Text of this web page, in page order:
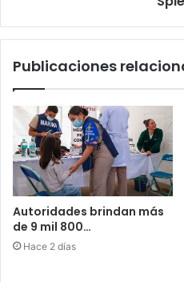
Publicaciones
Autoridades brindan más
de 9 mil 800…
Hace 2 días